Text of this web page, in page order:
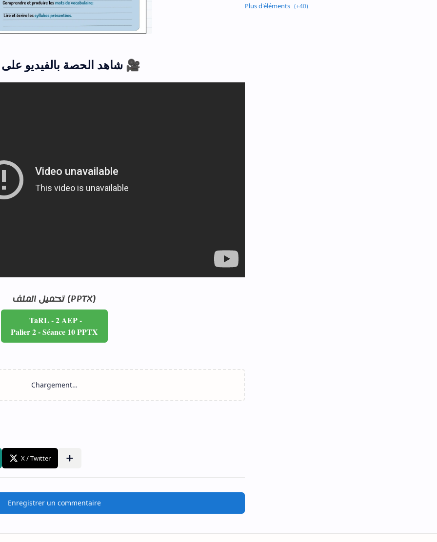
🎥 شاهد الحصة بالفيديو
تحميل الملف (PPTX)
TaRL - 2 AEP -
Palier 2 - Séance 10 PPTX
Enregistrer un commentaire